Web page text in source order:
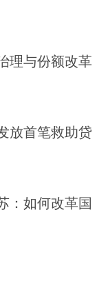
理与份额改革
放首笔救助贷
：如何改革国